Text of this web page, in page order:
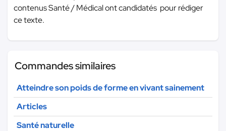
contenus Santé / Médical ont candidatés pour rédiger
ce texte.
Commandes similaires
Atteindre son poids de forme en vivant sainement
Articles
Santé naturelle